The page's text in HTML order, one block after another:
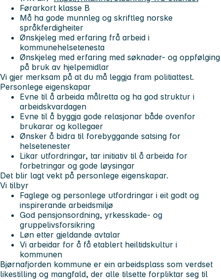
Førarkort klasse B
Må ha gode munnleg og skriftleg norske
språkferdigheiter
Ønskjeleg med erfaring frå arbeid i
kommunehelsetenesta
Ønskjeleg med erfaring med søknader- og oppfølging
på bruk av hjelpemidlar
Vi gjer merksam på at du må leggja fram politiattest.
Personlege eigenskapar
Evne til å arbeida målretta og ha god struktur i
arbeidskvardagen
Evne til å byggja gode relasjonar både ovenfor
brukarar og kollegaer
Ønsker å bidra til forebyggande satsing for
helsetenester
Likar utfordringar, tar initiativ til å arbeida for
forbetringar og gode løysingar
Det blir lagt vekt på personlege eigenskapar.
Vi tilbyr
Faglege og personlege utfordringar i eit godt og
inspirerande arbeidsmiljø
God pensjonsordning, yrkesskade- og
gruppelivsforsikring
Løn etter gjeldande avtalar
Vi arbeidar for å få etablert heiltidskultur i
kommunen
Bjørnafjorden kommune er ein arbeidsplass som verdset
likestilling og mangfald, der alle tilsette forpliktar seg til